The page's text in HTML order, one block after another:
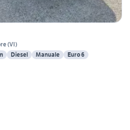
(VI)
Diesel Manuale Euro 6